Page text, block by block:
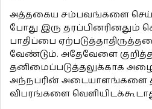
அத்தகைய சம்பவங்களை
போது இரு தரப்பினரினதும்
பாதிப்பை
வேண்டும். அதேவேளை
தனிமைப்படுத்தலுக்காக
அந்நபரின் அடையாளங்களை
விபரங்களை